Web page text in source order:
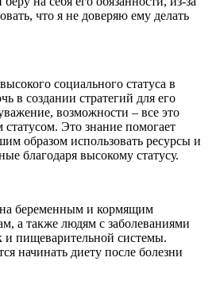
что я не доверяю ему делать
социального статуса в
в создании стратегий для его
возможности – все это
статусом. Это знание помогает
образом использовать ресурсы и
благодаря высокому статусу.
беременным и кормящим
а также людям с заболеваниями
и пищеварительной системы.
начинать диету после болезни